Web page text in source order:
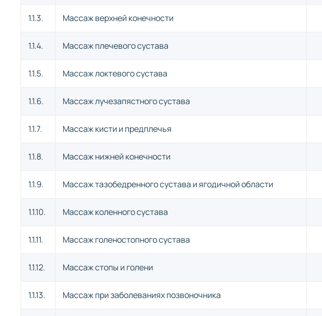
1.1.3. Массаж верхней конечности
1.1.4. Массаж плечевого сустава
1.1.5. Массаж локтевого сустава
1.1.6. Массаж лучезапястного сустава
1.1.7. Массаж кисти и предплечья
1.1.8. Массаж нижней конечности
1.1.9. Массаж тазобедренного сустава и ягодичной области
1.1.10. Массаж коленного сустава
1.1.11. Массаж голеностопного сустава
1.1.12. Массаж стопы и голени
1.1.13. Массаж при заболеваниях позвоночника